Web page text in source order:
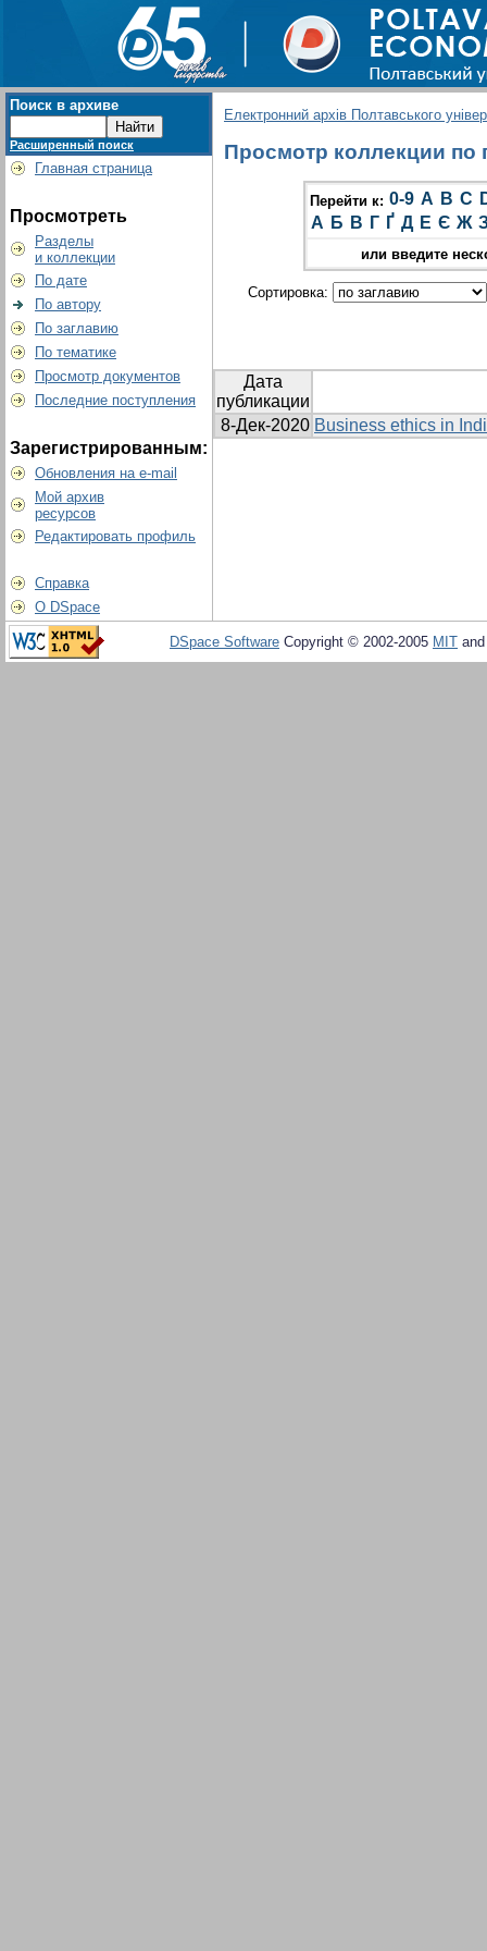
Поиск в архиве
Расширенный поиск
Главная страница
Просмотреть
Разделы
и коллекции
По дате
По автору
По заглавию
По тематике
Просмотр документов
Последние поступления
Зарегистрированным:
Обновления на e-mail
Мой архив
ресурсов
Редактировать профиль
Справка
О DSpace
Електронний архів Полтавського
Просмотр коллекции по
Перейти к: 0-9 A B C
А Б В Г Ґ Д Е Є Ж
или введите
Сортировка:
Дата
публикации
8-Дек-2020 Business ethics in
DSpace Software Copyright © 2002-2005 MIT